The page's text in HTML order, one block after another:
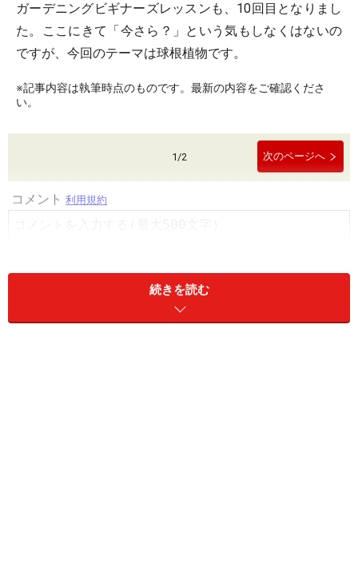
ガーデニングビギナーズレッスンも、10回目となりまし
た。ここにきて「今さら？」という気もしなくはないの
ですが、今回のテーマは球根植物です。
※記事内容は執筆時点のものです。最新の内容をご確認くださ
い。
1/2 次のページへ
続きを読む